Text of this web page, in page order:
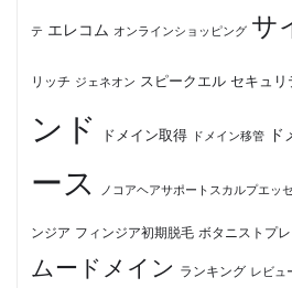
テ エレコム オンラインショッピング サ
リッチ ジェネオン スピークエル セキュリ
ンド
ドメイン取得 ドメイン移管
ース
ノコアヘアサポートスカルプエッ
ンジア フィンジア初期脱毛 ボタニストプ
ムードメイン ランキング レビュ